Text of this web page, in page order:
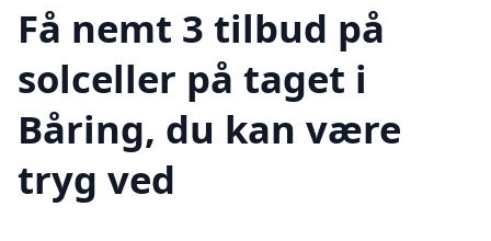
Få nemt 3 tilbud på
solceller på taget i
Båring, du kan være
tryg ved